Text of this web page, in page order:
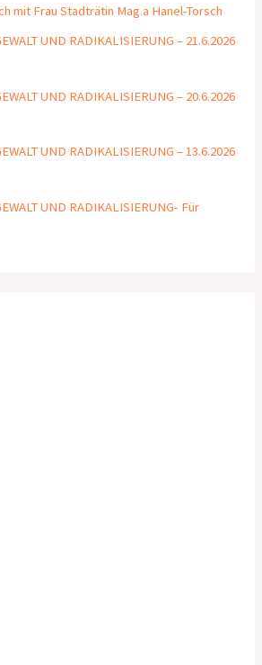
mit Frau Stadträtin Mag.a Hanel-Torsch
UND RADIKALISIERUNG – 21.6.2026
UND RADIKALISIERUNG – 20.6.2026
UND RADIKALISIERUNG – 13.6.2026
UND RADIKALISIERUNG- Für